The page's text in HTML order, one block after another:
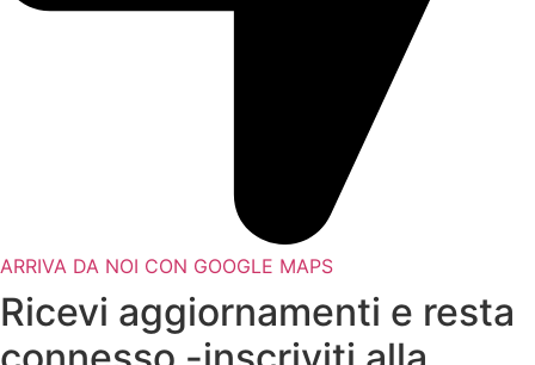
ARRIVA DA NOI CON GOOGLE MAPS
Ricevi aggiornamenti e resta